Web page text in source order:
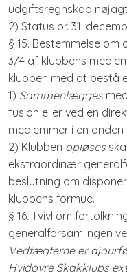
udgiftsregnskab
2) Status pr. 31.
§ 15. Bestemmelse
3/4 af klubbens
klubben med at bestå
1) Sammenlægges
fusion eller ved en
medlemmer i en
​2) Klubben opløses
ekstraordinær
beslutning om
klubbens formue.
§ 16. Tvivl om
generalforsamlingen
Vedtægterne er
Hvidovre Skakklubs